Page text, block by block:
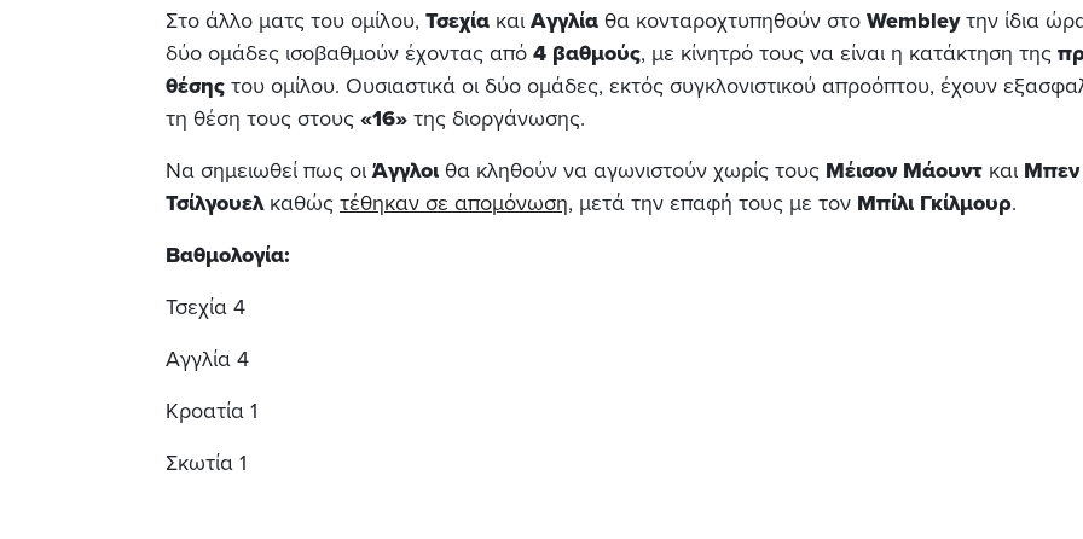
Στο άλλο ματς του ομίλου, Τσεχία και Αγγλία θα κονταροχτυπηθούν στο Wembleyτην ίδια
δύο ομάδες ισοβαθμούν έχοντας από 4 βαθμούς, με κίνητρό τους να είναι η κατάκτηση της
θέσης του ομίλου. Ουσιαστικά οι δύο ομάδες, εκτός συγκλονιστικού απροόπτου, έχουν
τη θέση τους στους «16» της διοργάνωσης.
Να σημειωθεί πως οι Άγγλοι θα κληθούν να αγωνιστούν χωρίς τους Μέισον Μάουντ και Μπεν
Τσίλγουελκαθώς τέθηκαν σε απομόνωση, μετά την επαφή τους με τον Μπίλι Γκίλμουρ.
Βαθμολογία:
Τσεχία 4
Αγγλία 4
Κροατία 1
Σκωτία 1